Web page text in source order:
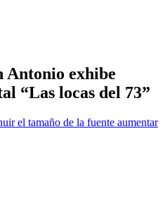
Antonio exhibe
“Las locas del 73”
el tamaño de la fuente aumentar